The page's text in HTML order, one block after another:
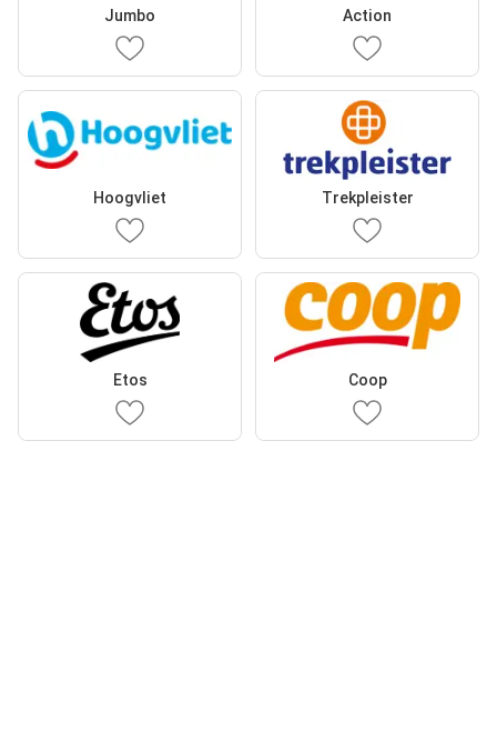
Jumbo Action
Hoogvliet Trekpleister
Etos Coop